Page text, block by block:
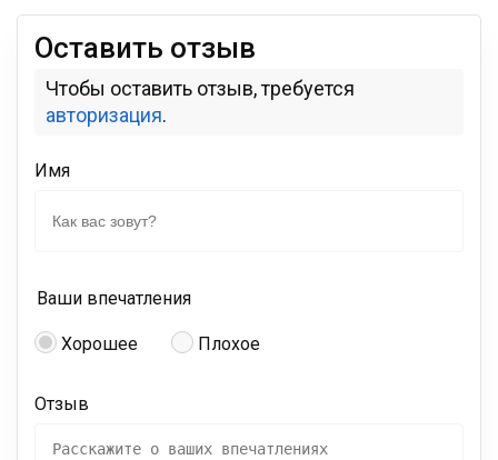
Оставить отзыв
Чтобы оставить отзыв, требуется
авторизация.
Имя
Ваши впечатления
Хорошее Плохое
Отзыв